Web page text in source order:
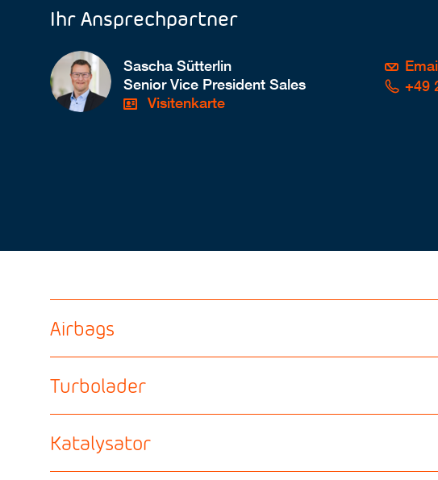
Ihr Ansprechpartner
Sascha Sütterlin
Senior Vice President Sales
Visitenkarte
+49
Airbags
Turbolader
Katalysator